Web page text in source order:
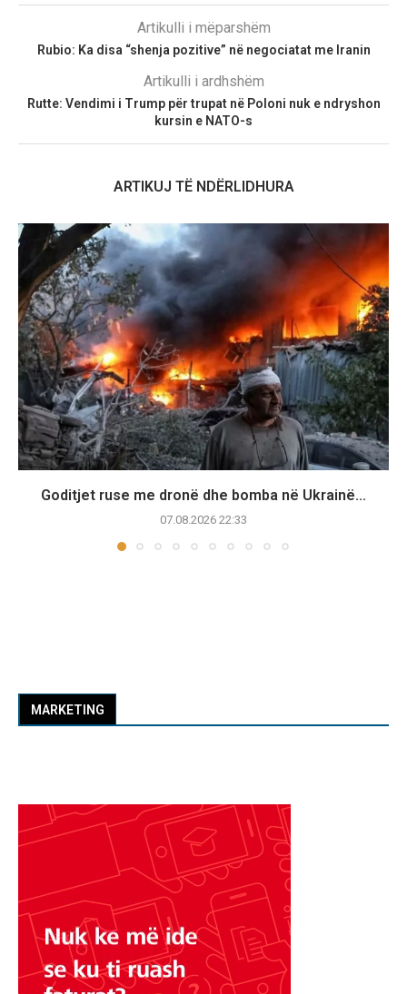
Artikulli i mëparshëm
Rubio: Ka disa “shenja pozitive” në negociatat me Iranin
Artikulli i ardhshëm
Rutte: Vendimi i Trump për trupat në Poloni nuk e ndryshon
kursin e NATO-s
ARTIKUJ TË NDËRLIDHURA
Goditjet ruse me dronë dhe bomba në Ukrainë...
07.08.2026 22:33
MARKETING